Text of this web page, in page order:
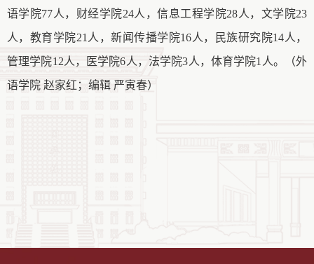
语学院77人，财经学院24人，信息工程学院28人，文学院23
人，教育学院21 人，新闻传播学院16人，民族研究院14人，
管理学院12人，医学院6人，法学院3人，体育学院1 人。（外
语学院 赵家红；编辑 严寅春）